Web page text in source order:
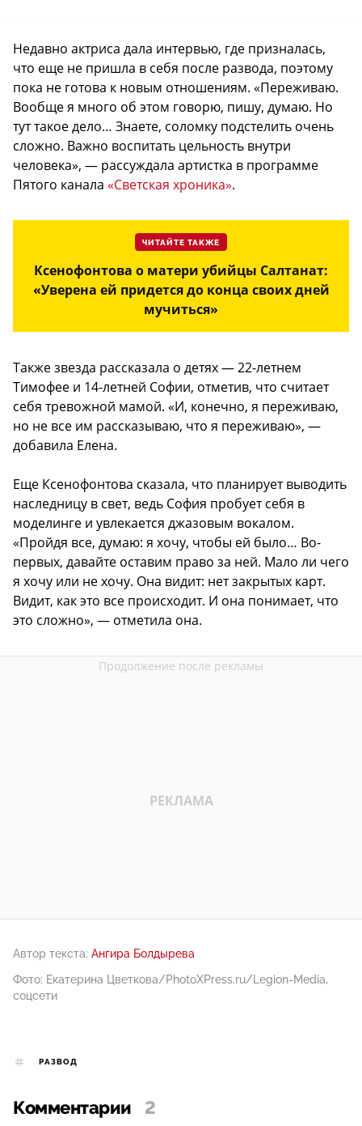
Недавно актриса дала интервью, где призналась,
что еще не пришла в себя после развода, поэтому
пока не готова к новым отношениям. «Переживаю.
Вообще я много об этом говорю, пишу, думаю. Но
тут такое дело… Знаете, соломку подстелить очень
сложно. Важно воспитать цельность внутри
человека», — рассуждала артистка в программе
Пятого канала «Светская хроника».
ЧИТАЙТЕ ТАКЖЕ
Ксенофонтова о матери убийцы Салтанат:
«Уверена ей придется до конца своих дней
мучиться»
Также звезда рассказала о детях — 22-летнем
Тимофее и 14-летней Софии, отметив, что считает
себя тревожной мамой. «И, конечно, я переживаю,
но не все им рассказываю, что я переживаю», —
добавила Елена.
Еще Ксенофонтова сказала, что планирует выводить
наследницу в свет, ведь София пробует себя в
моделинге и увлекается джазовым вокалом.
«Пройдя все, думаю: я хочу, чтобы ей было… Во-
первых, давайте оставим право за ней. Мало ли чего
я хочу или не хочу. Она видит: нет закрытых карт.
Видит, как это все происходит. И она понимает, что
это сложно», — отметила она.
Автор текста: Ангира Болдырева
Фото: Екатерина Цветкова/PhotoXPress.ru/Legion-Media,
соцсети
РАЗВОД
Комментарии 2